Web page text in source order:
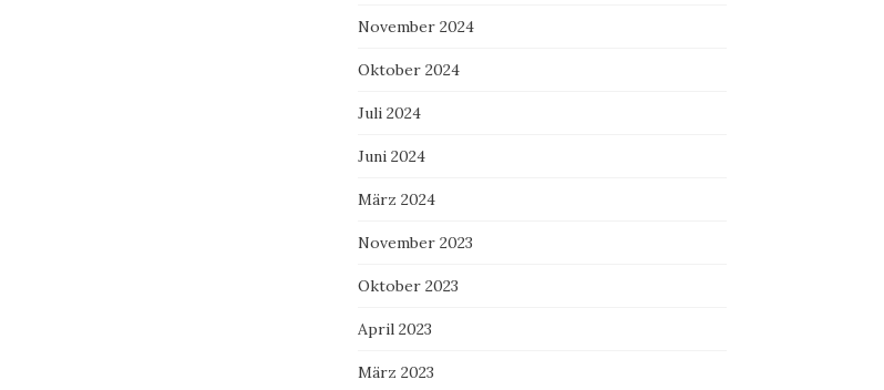
November 2024
Oktober 2024
Juli 2024
Juni 2024
März 2024
November 2023
Oktober 2023
April 2023
März 2023